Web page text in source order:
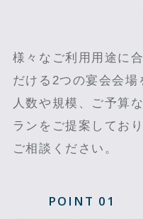
様々なご利用用途に
だける2つの宴会会場
人数や規模、ご予算
ランをご提案してお
ご相談ください。
POINT 01